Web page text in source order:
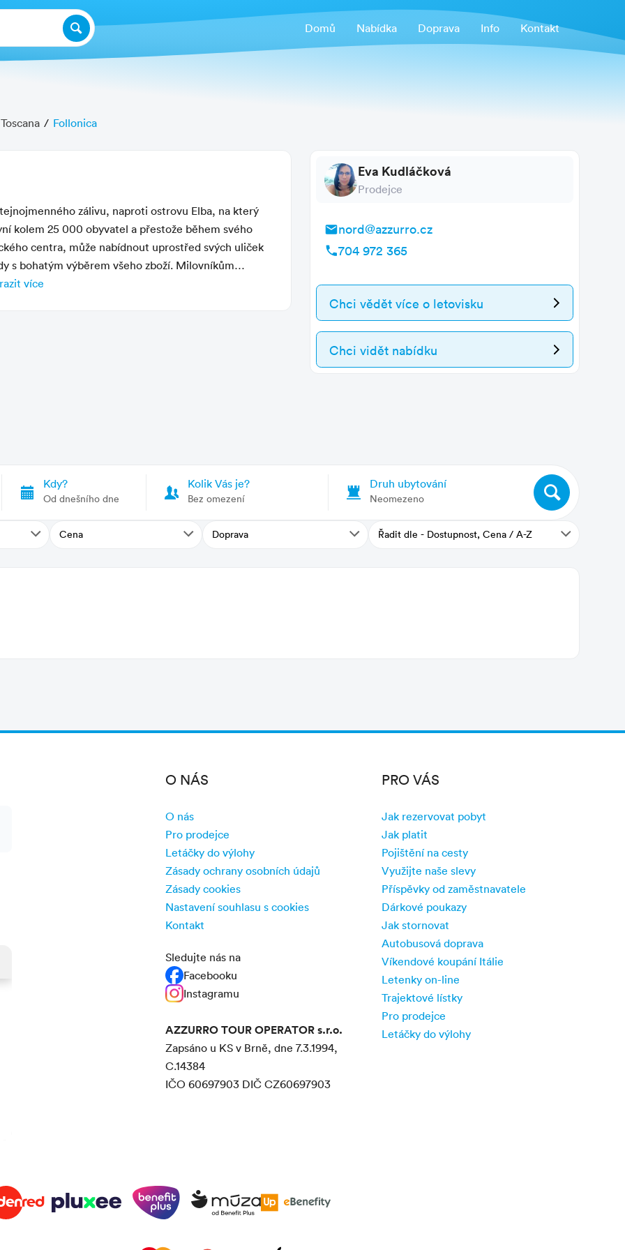
Domů Nabídka Doprava Info Kontakt
Toscana Follonica
zálivu, naproti ostrovu Elba, na který
kolem 25 000 obyvatel a přestože během svého
centra, může nabídnout uprostřed svých uliček
s bohatým výběrem všeho zboží. Milovníkům
Marittima, Grosseto, Campiglia Marittima a
věku od 0 do 15,99 let
více
Eva Kudláčková
Prodejce
nord@azzurro.cz
704 972 365
Chci vědět více o letovisku
Chci vidět nabídku
Kdy?
Od dnešního dne
Kolik Vás je?
Bez omezení
Druh ubytování
Neomezeno
Cena Doprava Řadit dle - Dostupnost, Cena / A-Z
O NÁS
O nás
Pro prodejce
Letáčky do výlohy
Zásady ochrany osobních údajů
Zásady cookies
Nastavení souhlasu s cookies
Kontakt
Sledujte nás na
Facebooku
Instagramu
AZZURRO TOUR OPERATOR s.r.o.
Zapsáno u KS v Brně, dne 7.3.1994,
C.14384
IČO 60697903 DIČ CZ60697903
PRO VÁS
Jak rezervovat pobyt
Jak platit
Pojištění na cesty
Využijte naše slevy
Příspěvky od zaměstnavatele
Dárkové poukazy
Jak stornovat
Autobusová doprava
Víkendové koupání Itálie
Letenky on-line
Trajektové lístky
Pro prodejce
Letáčky do výlohy